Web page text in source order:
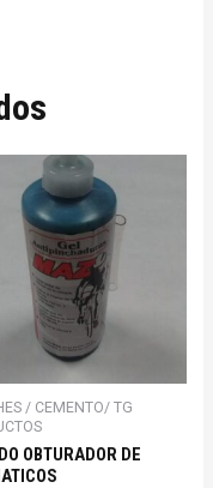
/ CEMENTO/ TG
OBTURADOR DE